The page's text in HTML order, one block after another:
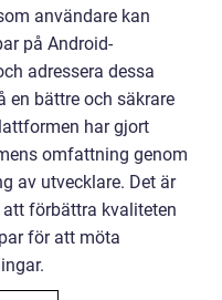
användare kan
på Android-
adressera dessa
en bättre och säkrare
har gjort
omfattning genom
av utvecklare. Det är
förbättra kvaliteten
för att möta